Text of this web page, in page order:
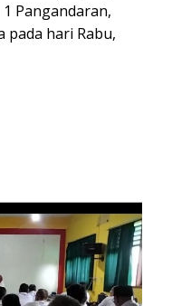
Pangandaran,
pada hari Rabu,